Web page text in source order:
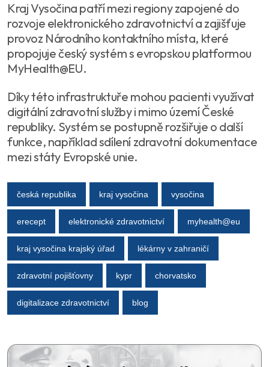
Kraj Vysočina patří mezi regiony zapojené do
rozvoje elektronického zdravotnictví a zajišťuje
provoz Národního kontaktního místa, které
propojuje český systém s evropskou platformou
MyHealth@EU.
Díky této infrastruktuře mohou pacienti využívat
digitální zdravotní služby i mimo území České
republiky. Systém se postupně rozšiřuje o další
funkce, například sdílení zdravotní dokumentace
mezi státy Evropské unie.
česká republika kraj vysočina vysočina
erecept elektronické zdravotnictví myhealth@eu
kraj vysočina krajský úřad lékárny v zahraničí
zdravotní pojišťovny kypr chorvatsko
digitalizace zdravotnictví blog